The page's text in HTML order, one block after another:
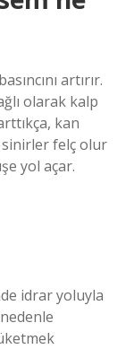
artırır.
olarak kalp
kan
sinirler felç olur
yol açar.
idrar yoluyla